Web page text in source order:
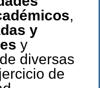
,
y
y
de diversas
de